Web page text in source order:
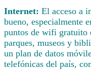
Internet: El acceso a
bueno, especialmente
puntos de wifi gratuito
parques, museos y
un plan de datos
telefónicas del país,